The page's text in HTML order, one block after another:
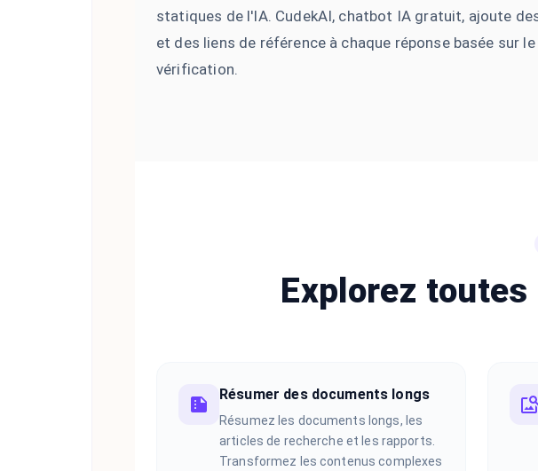
statiques de l'IA. CudekAI, chatbot IA gratuit, ajoute
et des liens de référence à chaque réponse basée sur le
vérification.
Explorez
Résumer des documents longs
Résumez les documents longs, les
articles de recherche et les rapports.
Transformez les contenus complexes